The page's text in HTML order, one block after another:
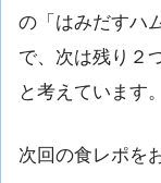
の「はみだすハ
で、次は残り２
と考えています。
次回の食レポを